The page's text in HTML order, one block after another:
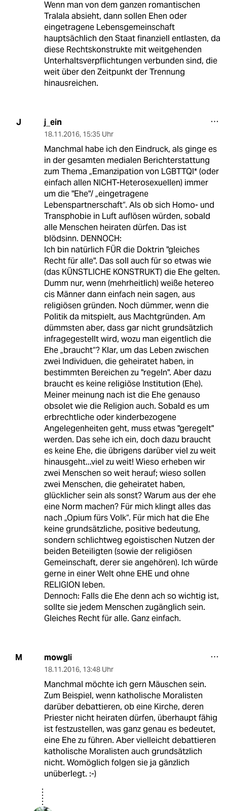
Wenn man von dem ganzen romantischen
Tralala absieht, dann sollen Ehen oder
eingetragene Lebensgemeinschaft
hauptsächlich den Staat finanziell entlasten, da
diese Rechtskonstrukte mit weitgehenden
Unterhaltsverpflichtungen verbunden sind, die
weit über den Zeitpunkt der Trennung
hinausreichen.
J j_ein
18.11.2016, 15:35 Uhr
Manchmal habe ich den Eindruck, als ginge es
in der gesamten medialen Berichterstattung
zum Thema „Emanzipation von LGBTTQI* (oder
einfach allen NICHT-Heterosexuellen) immer
um die "Ehe"/ „eingetragene
Lebenspartnerschaft“. Als ob sich Homo- und
Transphobie in Luft auflösen würden, sobald
alle Menschen heiraten dürfen. Das ist
blödsinn. DENNOCH:
Ich bin natürlich FÜR die Doktrin "gleiches
Recht für alle". Das soll auch für so etwas wie
(das KÜNSTLICHE KONSTRUKT) die Ehe gelten.
Dumm nur, wenn (mehrheitlich) weiße hetereo
cis Männer dann einfach nein sagen, aus
religiösen gründen. Noch dümmer, wenn die
Politik da mitspielt, aus Machtgründen. Am
dümmsten aber, dass gar nicht grundsätzlich
infragegestellt wird, wozu man eigentlich die
Ehe „braucht“? Klar, um das Leben zwischen
zwei Individuen, die geheiratet haben, in
bestimmten Bereichen zu "regeln". Aber dazu
braucht es keine religiöse Institution (Ehe).
Meiner meinung nach ist die Ehe genauso
obsolet wie die Religion auch. Sobald es um
erbrechtliche oder kinderbezogene
Angelegenheiten geht, muss etwas "geregelt"
werden. Das sehe ich ein, doch dazu braucht
es keine Ehe, die übrigens darüber viel zu weit
hinausgeht...viel zu weit! Wieso erheben wir
zwei Menschen so weit herauf; wieso sollen
zwei Menschen, die geheiratet haben,
glücklicher sein als sonst? Warum aus der ehe
eine Norm machen? Für mich klingt alles das
nach „Opium fürs Volk“. Für mich hat die Ehe
keine grundsätzliche, positive bedeutung,
sondern schlichtweg egoistischen Nutzen der
beiden Beteiligten (sowie der religiösen
Gemeinschaft, derer sie angehören). Ich würde
gerne in einer Welt ohne EHE und ohne
RELIGION leben.
Dennoch: Falls die Ehe denn ach so wichtig ist,
sollte sie jedem Menschen zugänglich sein.
Gleiches Recht für alle. Ganz einfach.
M mowgli
18.11.2016, 13:48 Uhr
Manchmal möchte ich gern Mäuschen sein.
Zum Beispiel, wenn katholische Moralisten
darüber debattieren, ob eine Kirche, deren
Priester nicht heiraten dürfen, überhaupt fähig
ist festzustellen, was ganz genau es bedeutet,
eine Ehe zu führen. Aber vielleicht debattieren
katholische Moralisten auch grundsätzlich
nicht. Womöglich folgen sie ja gänzlich
unüberlegt. :-)